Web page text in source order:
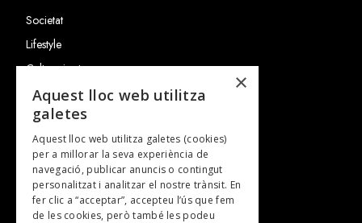
Societat
Lifestyle
Cultura i art
Entrevistes
Gastronomia
TV
Plans per fer
Revistes
×
Aquest lloc web utilitza
galetes
Aquest lloc web utilitza galetes (cookies)
per a millorar la seva experiència de
navegació, publicar anuncis o contingut
personalitzat i analitzar el nostre trànsit. En
fer clic a “acceptar”, accepteu l’ús que fem
de les cookies, però també les podeu